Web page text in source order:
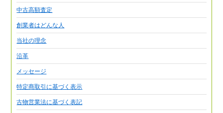
中古高額査定
創業者はどんな人
当社の理念
沿革
メッセージ
特定商取引に基づく表示
古物営業法に基づく表記